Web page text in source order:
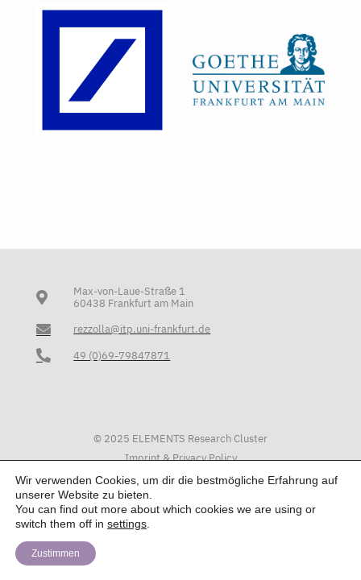
Max-von-Laue-Straße 1
60438 Frankfurt am Main
rezzolla@itp.uni-frankfurt.de
49 (0)69-79847871
© 2025 ELEMENTS Research Cluster
Imprint & Privacy Policy
Wir verwenden Cookies, um dir die bestmögliche Erfahrung auf
unserer Website zu bieten.
You can find out more about which cookies we are using or
switch them off in settings
Zustimmen